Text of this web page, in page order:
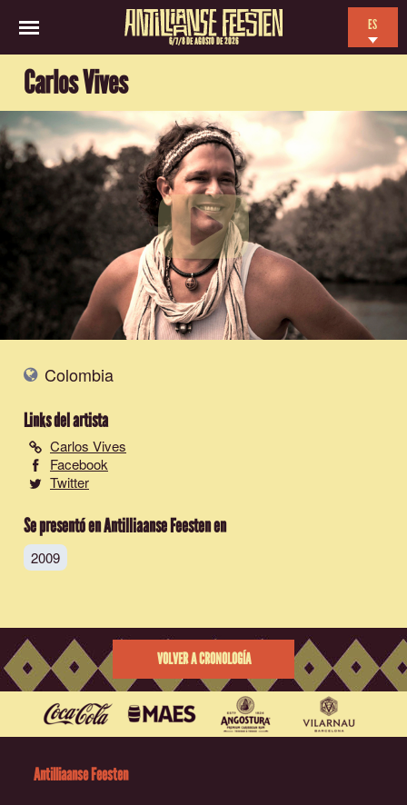
6/7/8 DE AGOSTO DE 2026
ES
Carlos Vives
Colombia
Links del artista
Carlos Vives
Facebook
Twitter
Se presentó en Antilliaanse Feesten en
2009
VOLVER A CRONOLOGÍA
Antilliaanse Feesten